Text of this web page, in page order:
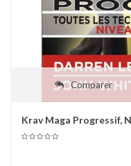
Comparer
Krav Maga Progressif,